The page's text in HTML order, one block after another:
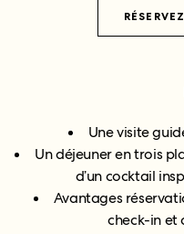
Une visite
Un déjeuner en trois
d’un cocktail
Avantages
check-in et